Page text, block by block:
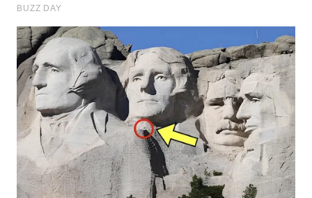
KALTIM
WN
SULSEL
WN
GORONTALO
WN
SULUT